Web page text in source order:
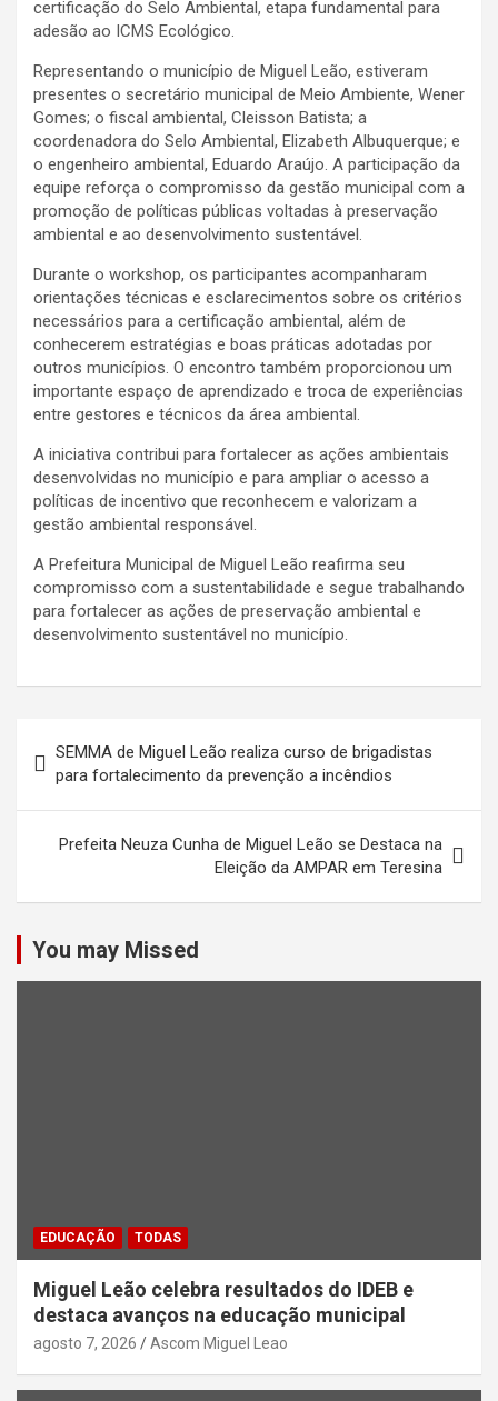
certificação do Selo Ambiental, etapa fundamental para
adesão ao ICMS Ecológico.
Representando o município de Miguel Leão, estiveram
presentes o secretário municipal de Meio Ambiente, Wener
Gomes; o fiscal ambiental, Cleisson Batista; a
coordenadora do Selo Ambiental, Elizabeth Albuquerque; e
o engenheiro ambiental, Eduardo Araújo. A participação da
equipe reforça o compromisso da gestão municipal com a
promoção de políticas públicas voltadas à preservação
ambiental e ao desenvolvimento sustentável.
Durante o workshop, os participantes acompanharam
orientações técnicas e esclarecimentos sobre os critérios
necessários para a certificação ambiental, além de
conhecerem estratégias e boas práticas adotadas por
outros municípios. O encontro também proporcionou um
importante espaço de aprendizado e troca de experiências
entre gestores e técnicos da área ambiental.
A iniciativa contribui para fortalecer as ações ambientais
desenvolvidas no município e para ampliar o acesso a
políticas de incentivo que reconhecem e valorizam a
gestão ambiental responsável.
A Prefeitura Municipal de Miguel Leão reafirma seu
compromisso com a sustentabilidade e segue trabalhando
para fortalecer as ações de preservação ambiental e
desenvolvimento sustentável no município.
de
Post
SEMMA de Miguel Leão realiza curso de brigadistas
para fortalecimento da prevenção a incêndios
Prefeita Neuza Cunha de Miguel Leão se Destaca na
Eleição da AMPAR em Teresina
You may Missed
EDUCAÇÃO TODAS
Miguel Leão celebra resultados do IDEB e
destaca avanços na educação municipal
agosto 7, 2026 Ascom Miguel Leao